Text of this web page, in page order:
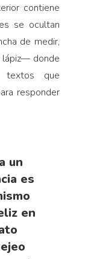
contiene
se ocultan
de medir,
lápiz— donde
textos que
responder
un
es
en